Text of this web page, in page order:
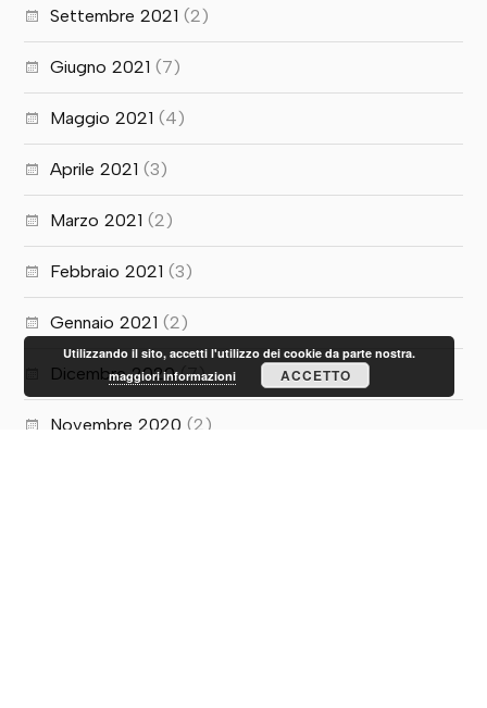
Settembre 2021 (2)
Giugno 2021 (7)
Maggio 2021 (4)
Aprile 2021 (3)
Marzo 2021 (2)
Febbraio 2021 (3)
Gennaio 2021 (2)
Dicembre 2020(7)
Novembre 2020 (2)
Utilizzando il sito, accetti l'utilizzo dei cookie da parte nostra.
maggiori informazioni
ACCETTO